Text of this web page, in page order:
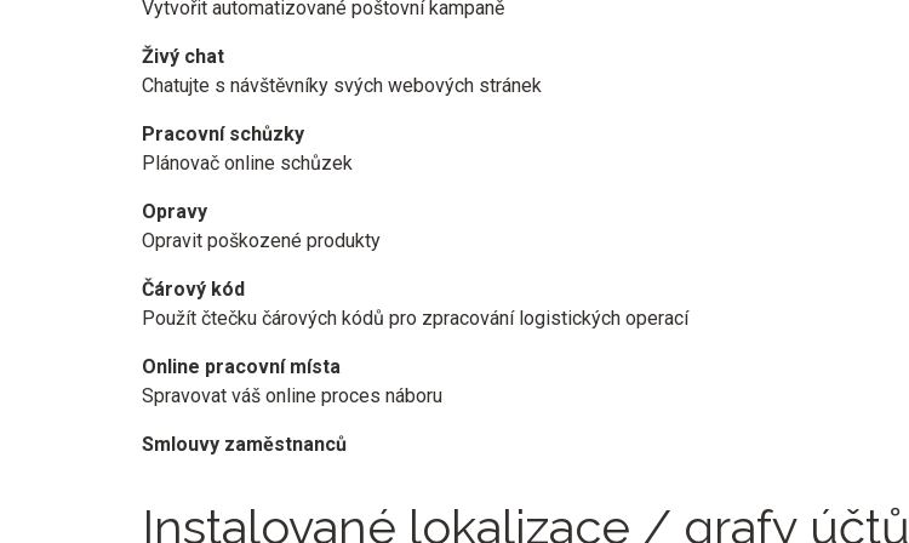
Vytvořit automatizované poštovní kampaně
Živý chat
Chatujte s návštěvníky svých webových stránek
Pracovní schůzky
Plánovač online schůzek
Opravy
Opravit poškozené produkty
Čárový kód
Použít čtečku čárových kódů pro zpracování logistických operací
Online pracovní místa
Spravovat váš online proces náboru
Smlouvy zaměstnanců
Instalované lokalizace / grafy účtů